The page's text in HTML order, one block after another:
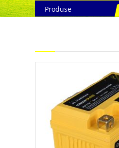
Auto / Moto
Semitractiune
Redresoare
Accesorii Baterii
Fotovoltaice
Produse